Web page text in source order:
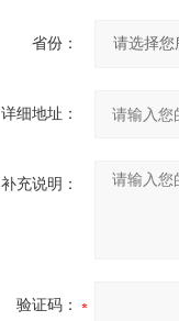
省份：
详细地址：
补充说明：
验证码：